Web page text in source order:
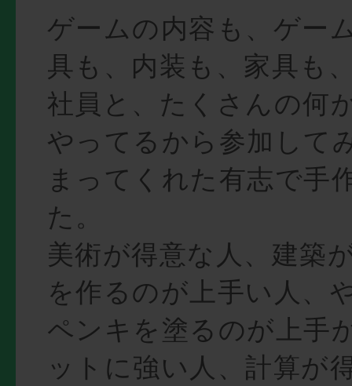
ゲームの内容も、ゲー
具も、内装も、家具も
社員と、たくさんの何
やってるから参加して
まってくれた有志で手
た。
美術が得意な人、建築
を作るのが上手い人、
ペンキを塗るのが上手
ットに強い人、計算が